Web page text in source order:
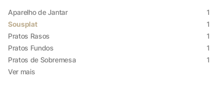
Aparelho de Jantar
1
Sousplat
1
Pratos Rasos
1
Pratos Fundos
1
Pratos de Sobremesa
1
Ver mais
Sempre ativado
Cookies Não Necessários